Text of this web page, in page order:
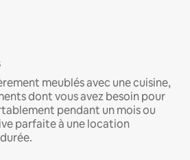
meublés avec une cuisine,
dont vous avez besoin pour
pendant un mois ou
parfaite à une location